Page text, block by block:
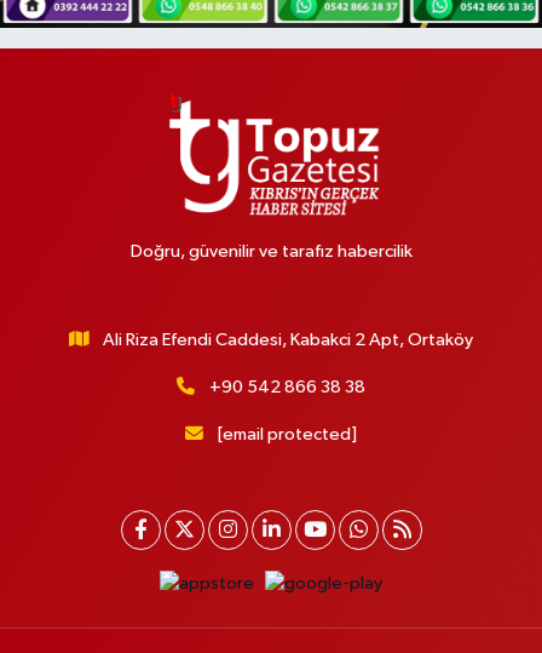
Doğru, güvenilir ve tarafız habercilik
Ali Riza Efendi Caddesi, Kabakci 2 Apt, Ortaköy
+90 542 866 38 38
[email protected]